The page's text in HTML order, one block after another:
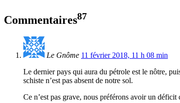
Commentaires87
Le Gnôme 11 février 2018, 11 h 08 min
Le dernier pays qui aura du pétrole est le nôtre,
schiste n’est pas absent de notre sol.
Ce n’est pas grave, nous préférons avoir un